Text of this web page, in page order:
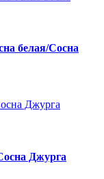
белая/Сосна
Джурга